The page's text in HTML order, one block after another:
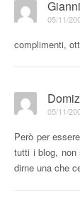
05/11/
complimenti,
05/11/
Però per
tutti i blog, non
dirne una che